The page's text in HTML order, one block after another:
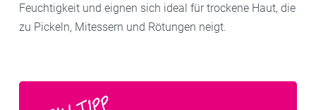
Feuchtigkeit und eignen sich ideal für trockene Haut, die
zu Pickeln, Mitessern und Rötungen neigt.